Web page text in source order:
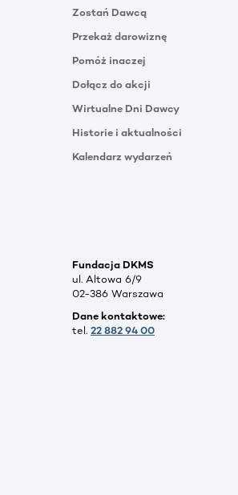
Zostań Dawcą
Przekaż darowiznę
Pomóż inaczej
Dołącz do akcji
Wirtualne Dni Dawcy
Historie i aktualności
Kalendarz wydarzeń
Fundacja DKMS
ul. Altowa 6/9
02-386 Warszawa
Dane kontaktowe:
tel. 22 882 94 00